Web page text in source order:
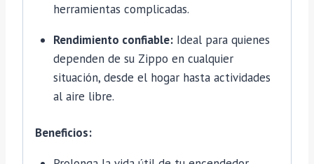
herramientas complicadas.
Rendimiento confiable:Ideal para quienes
dependen de su Zippo en cualquier
situación, desde el hogar hasta actividades
al aire libre.
Beneficios: